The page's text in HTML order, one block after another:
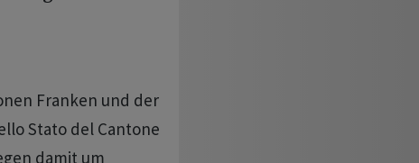
Franken und der
Stato del Cantone
damit um